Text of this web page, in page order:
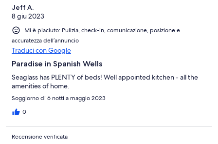
Jeff A.
8 giu 2023
Mi è piaciuto: Pulizia, check-in, comunicazione, posizione e
accuratezza dell’annuncio
Traduci con Google
Paradise in Spanish Wells
Seaglass has PLENTY of beds! Well appointed kitchen - all the
amenities of home.
Soggiorno di 6 notti a maggio 2023
0
Recensione verificata